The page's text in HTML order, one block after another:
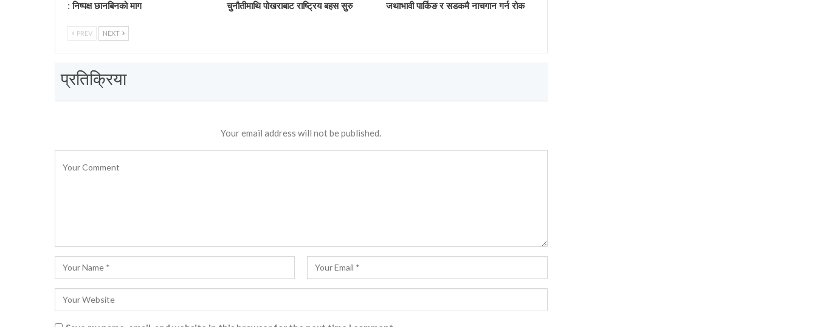
: निष्पक्ष छानबिनको माग
चुनौतीमाथि पोखराबाट राष्ट्रिय बहस सुरु
जथाभावी पार्किङ र सडकमै नाचगान गर्न रोक
PREV NEXT
प्रतिक्रिया
Your email address will not be published.